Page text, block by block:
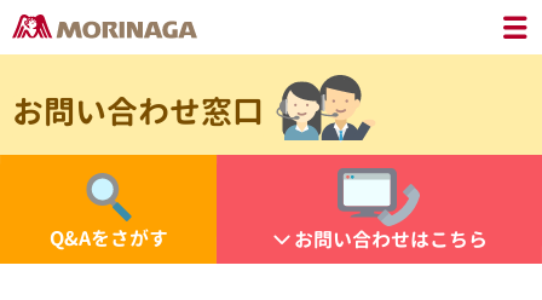
お問い合わせ窓口
Q&Aをさがす お問い合わせはこちら